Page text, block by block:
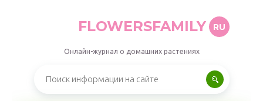
FLOWERSFAMILY RU
Онлайн-журнал о домашних растениях